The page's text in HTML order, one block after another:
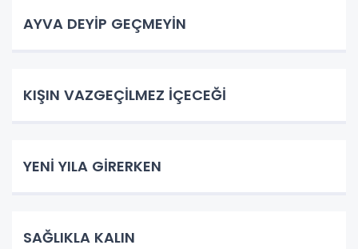
AYVA DEYİP GEÇMEYİN
KIŞIN VAZGEÇİLMEZ İÇECEĞİ
YENİ YILA GİRERKEN
SAĞLIKLA KALIN